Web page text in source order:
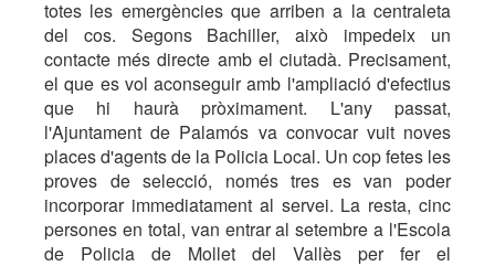
totes les emergències que arriben a la centraleta
del cos. Segons Bachiller, això impedeix un
contacte més directe amb el ciutadà. Precisament,
el que es vol aconseguir amb l'ampliació d'efectius
que hi haurà pròximament. L'any passat,
l'Ajuntament de Palamós va convocar vuit noves
places d'agents de la Policia Local. Un cop fetes les
proves de selecció, només tres es van poder
incorporar immediatament al servei. La resta, cinc
persones en total, van entrar al setembre a l'Escola
de Policia de Mollet del Vallès per fer el